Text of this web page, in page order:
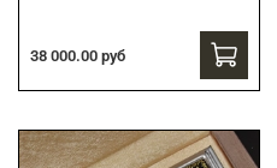
38 000.00 руб